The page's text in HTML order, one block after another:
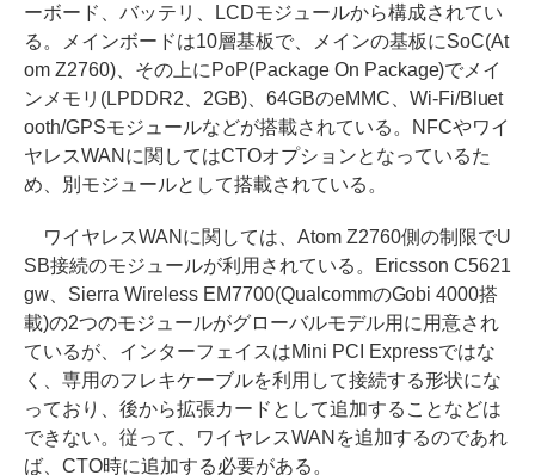
ーボード、バッテリ、LCDモジュールから構成されてい
る。メインボードは10層基板で、メインの基板にSoC(At
om Z2760)、その上にPoP(Package On Package)でメイ
ンメモリ(LPDDR2、2GB)、64GBのeMMC、Wi-Fi/Bluet
ooth/GPSモジュールなどが搭載されている。NFCやワイ
ヤレスWANに関してはCTOオプションとなっているた
め、別モジュールとして搭載されている。
ワイヤレスWANに関しては、Atom Z2760側の制限でU
SB接続のモジュールが利用されている。Ericsson C5621
gw、Sierra Wireless EM7700(QualcommのGobi 4000搭
載)の2つのモジュールがグローバルモデル用に用意され
ているが、インターフェイスはMini PCI Expressではな
く、専用のフレキケーブルを利用して接続する形状にな
っており、後から拡張カードとして追加することなどは
できない。従って、ワイヤレスWANを追加するのであれ
ば、CTO時に追加する必要がある。